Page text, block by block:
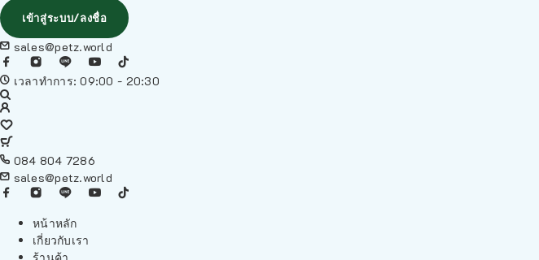
เข้าสู่ระบบ/ลงชื่อ
sales@petz.world
เวลาทำการ: 09:00 - 20:30
084 804 7286
sales@petz.world
หน้าหลัก
เกี่ยวกับเรา